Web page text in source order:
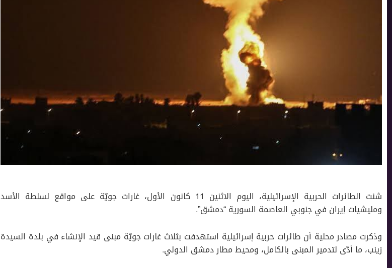
شنت الطائرات الحربية الإسرائيلية، اليوم الاثنين 11 كانون الأول، غارات جويّة على مواقع لسلطة الأسد
ومليشيات إيران في جنوبي العاصمة السورية “دمشق”.
وذكرت مصادر محلية أن طائرات حربية إسرائيلية استهدفت بثلاث غارات جويّة مبنى قيد الإنشاء في بلدة السيدة
زينب، ما أدّى لتدمير المبنى بالكامل، ومحيط مطار دمشق الدولي.